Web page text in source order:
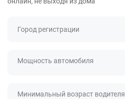
Город регистрации
Мощность автомобиля
Минимальный возраст водителя